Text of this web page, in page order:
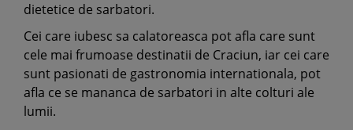
dietetice de sarbatori.
Cei care iubesc sa calatoreasca pot afla care sunt
cele mai frumoase destinatii de Craciun, iar cei care
sunt pasionati de gastronomia internationala, pot
afla ce se mananca de sarbatori in alte colturi ale
lumii.